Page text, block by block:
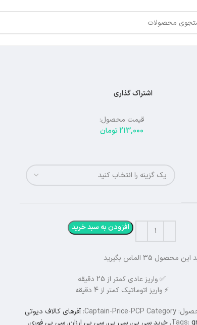
اشتراک گذاری
قیمت محصول:
213,000تومان
افزودن به سبد خرید
این محصول 35 الماس بگیرید
✅ واریز عادی کمتر از 25 دقیقه
⚡ واریز اتوماتیک کمتر از 4 دقیقه
Captain-Price-PCP Category:
آفرهای کالاف دیوتی
Tags:
, خرید سی پی, سی پی, سی پی ارزان, سی پی فوری,